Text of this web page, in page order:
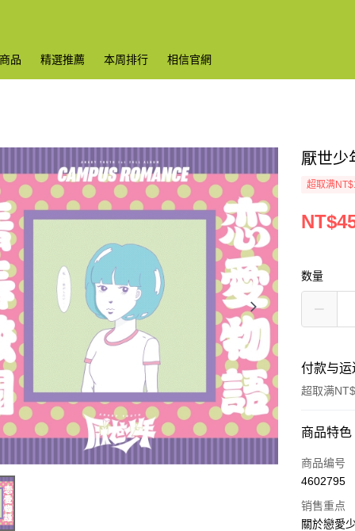
品 精選推薦 本周排行 相信官網
厭世少
超取满
数量
付款与运
超取满
付款方式
信用卡一次
LINE Pay
商品特色
商品编号
4602795
销售重点
關於戀愛